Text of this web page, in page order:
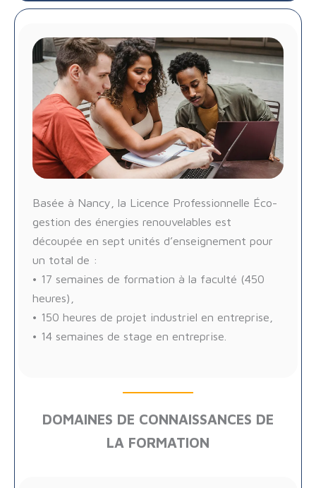
Basée à Nancy, la Licence Professionnelle Éco-
gestion des énergies renouvelables est
découpée en sept unités d’enseignement pour
un total de :
• 17 semaines de formation à la faculté (450
heures),
• 150 heures de projet industriel en entreprise,
• 14 semaines de stage en entreprise.
DOMAINES DE CONNAISSANCES DE
LA FORMATION